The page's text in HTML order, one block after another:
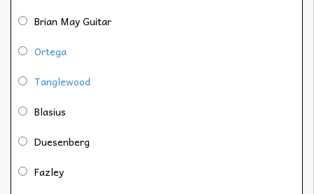
Brian May Guitar
Ortega
Tanglewood
Blasius
Duesenberg
Fazley